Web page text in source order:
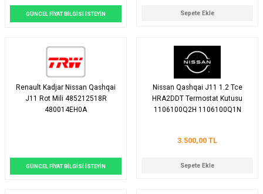
GÜNCEL FİYAT BİLGİSİ İSTEYİN Sepete Ekle
Renault Kadjar Nissan Qashqai
J11 Rot Mili 485212518R
480014EH0A
GÜNCEL FİYAT BİLGİSİ İSTEYİN
Nissan Qashqai J11 1.2 Tce
HRA2DDT Termostat Kutusu
1106100Q2H 1106100Q1N
3.500,00 TL
Sepete Ekle